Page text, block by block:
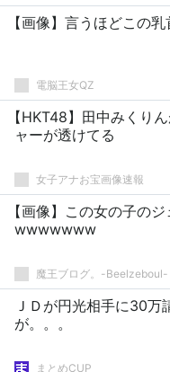
【画像】言うほどこの
電脳王女QZ
【HKT48】田中みくり
ャーが透けてる
女子アナお宝画像速報
【画像】この女の子の
wwwwwww
魔王ブログ。-Beelzeboul-
ＪＤが円光相手に30万
が。。。
まとめCUP